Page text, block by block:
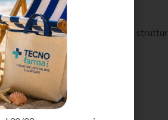
i protocolli igienici richiesti nelle